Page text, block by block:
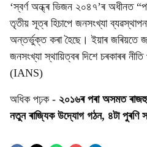
‘স্বৰ্ণ অন্ধ্ৰ ভিজন ২০৪৭’ৰ অধীনত
তৃতীয় সূত্ৰ হিচাপে জনসংখ্যা
অন্তর্ভুক্ত কৰা হৈছে। ইয়াৰ জৰিয়তে
জনসংখ্যা স্থায়িত্বৰ দিশে চৰকাৰৰ
(IANS)
অধিক পঢ়ক - ২০১৬ৰ পৰা অসমত
নতুন ৰাজ্যিক উদ্যোগ গঠন, ৪টা পুৰণি